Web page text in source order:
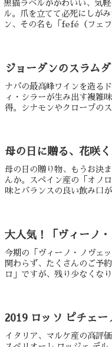
黒猫ラベルがかわいい、気
ル。爪を立てて必死にしが
ン、その名も「fefé（フェ
ジョーダンのスラム
ナパの最高峰ワインを造る
ィ・シラーが生み出す複雑
得。シナモンやクローブの
母の日に贈る、花咲
母の日の贈り物、もうお決
んか。スペイン産の「オノ
味とバランスの良い飲み口
大人気！「ヴィーノ
今期の「ヴィーノ・ノヴェ
関わらず、たくさんのご予
ロ」ですが、残り少なくな
2019 ロッソ ピチェ
イタリア、マルケ産の高評